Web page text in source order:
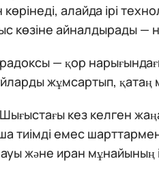
алайда ірі
көзіне айналдырады —
— қор
жұмсартып, қатаң
кез келген
тиімді емес
және иран